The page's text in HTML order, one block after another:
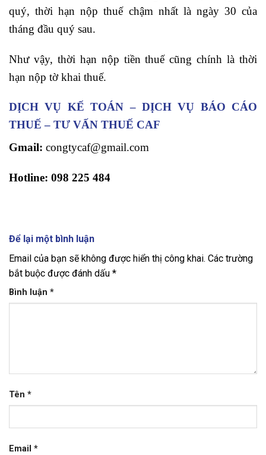
quý, thời hạn nộp thuế chậm nhất là ngày 30 của
tháng đầu quý sau.
Như vậy, thời hạn nộp tiền thuế cũng chính là thời
hạn nộp tờ khai thuế.
DỊCH VỤ KẾ TOÁN – DỊCH VỤ BÁO CÁO
THUẾ – TƯ VẤN THUẾ CAF
Gmail: congtycaf@gmail.com
Hotline: 098 225 484
Để lại một bình luận
Email của bạn sẽ không được hiển thị công khai. Các trường
bắt buộc được đánh dấu *
Bình luận *
Tên *
Email *